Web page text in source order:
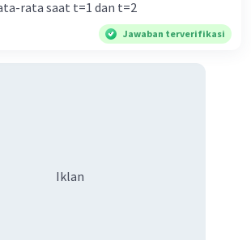
rata saat t=1 dan t=2
Jawaban terverifikasi
Iklan